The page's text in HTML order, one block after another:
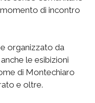
di incontro
organizzato da
le esibizioni
di Montechiaro
e oltre.